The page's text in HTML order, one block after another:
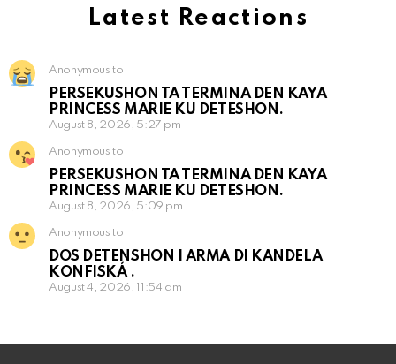
Latest Reactions
Anonymous to
PERSEKUSHON TA TERMINA DEN KAYA
PRINCESS MARIE KU DETESHON.
August 8, 2026, 5:27 pm
Anonymous to
PERSEKUSHON TA TERMINA DEN KAYA
PRINCESS MARIE KU DETESHON.
August 8, 2026, 5:09 pm
Anonymous to
DOS DETENSHON I ARMA DI KANDELA
KONFISKÁ .
August 4, 2026, 11:54 am